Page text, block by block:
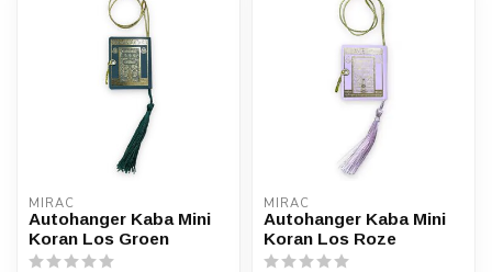
MIRAC
Autohanger Kaba Mini
Koran Los Groen
MIRAC
Autohanger Kaba Mini
Koran Los Roze